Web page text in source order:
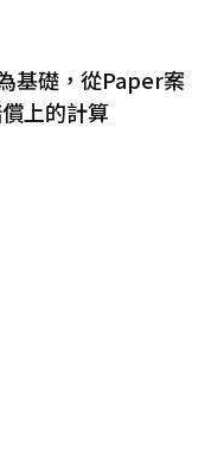
基礎，從Paper案
上的計算